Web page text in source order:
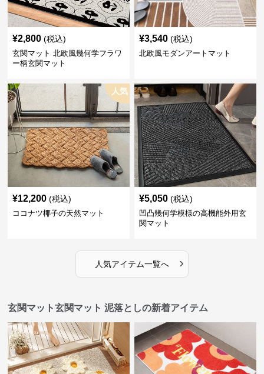
¥2,800 (税込)
玄関マット 北欧風幾何学フラワ
ー柄玄関マット
¥3,540 (税込)
北欧風モダンアートマット
人気
¥12,200 (税込)
ココナツ椰子の天然マット
¥5,050 (税込)
凹凸幾何学模様の高機能外用玄
関マット
人気アイテム一覧へ ›
玄関マット玄関マット 泥落としの新着アイテム